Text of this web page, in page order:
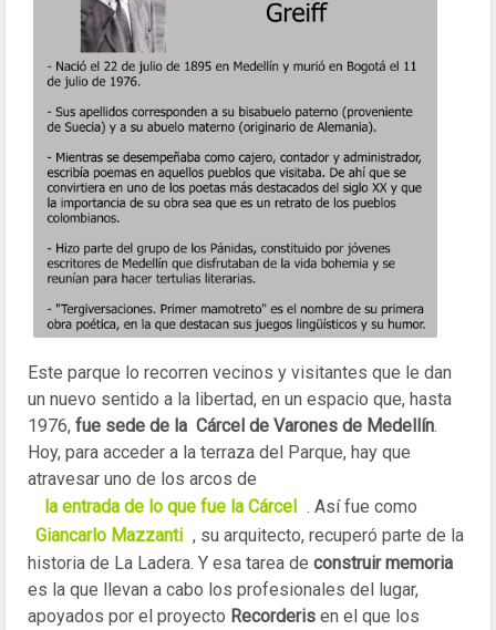
Este parque lo recorren vecinos y visitantes que le dan
un nuevo sentido a la libertad, en un espacio que, hasta
1976, fue sede de la Cárcel de Varones de Medellín.
Hoy, para acceder a la terraza del Parque, hay que
atravesar uno de los arcos de
la entrada de lo que fue la Cárcel . Así fue como
Giancarlo Mazzanti , su arquitecto, recuperó parte de la
historia de La Ladera. Y esa tarea de construir memoria
es la que llevan a cabo los profesionales del lugar,
apoyados por el proyecto Recorderis en el que los